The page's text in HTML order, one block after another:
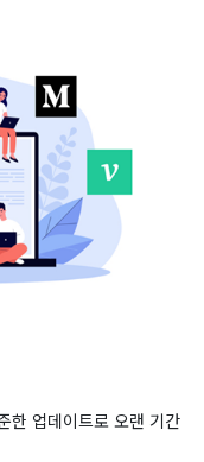
한 업데이트로 오랜 기간